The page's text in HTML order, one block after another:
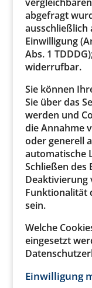
abgefragt
ausschließlich
Einwilligung
Abs. 1
widerrufbar.
Sie können
Sie über das
werden und
die Annahme
oder generell
automatische
Schließen des
Deaktivierung
Funktionalität
sein.
Welche
eingesetzt
Einwilligung